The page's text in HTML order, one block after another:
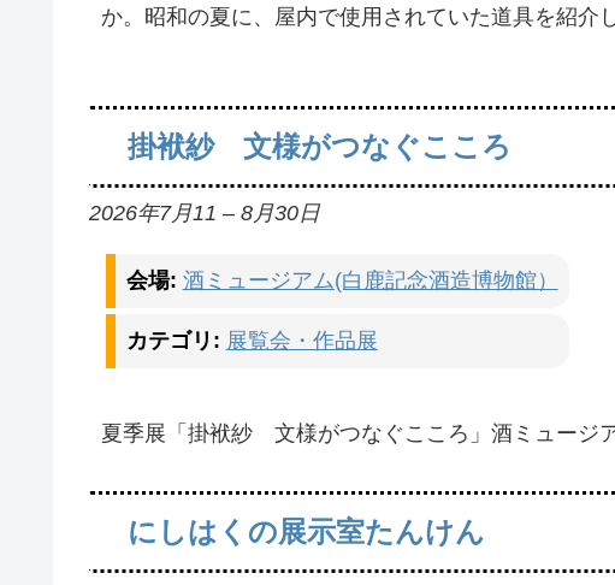
か。昭和の夏に、屋内で使用されていた道具を紹介
掛袱紗 文様がつなぐこころ
2026年7月11 – 8月30日
会場: 酒ミュージアム(白鹿記念酒造博物館）
カテゴリ: 展覧会・作品展
夏季展「掛袱紗 文様がつなぐこころ」酒ミュージ
にしはくの展示室たんけん